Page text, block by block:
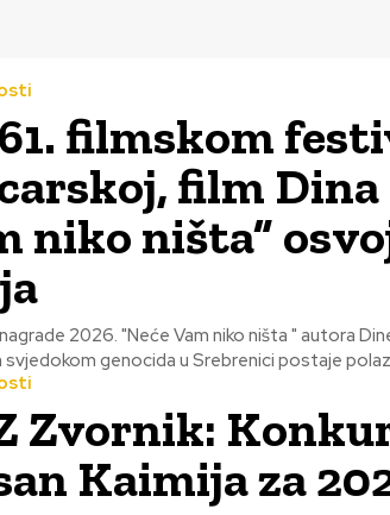
filmskom
film Dina
niko ništa”
ništa " autora Dine Hodića U srcu filma, susret sa
genocida u Srebrenici postaje
Zvornik:
Kaimija za